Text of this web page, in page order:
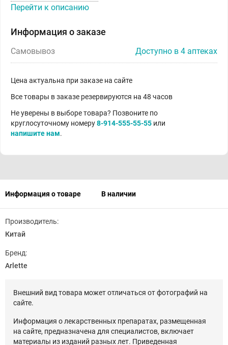
Перейти к описанию
Информация о заказе
Самовывоз Доступно в 4 аптеках
Цена актуальна при заказе на сайте
Все товары в заказе резервируются на 48 часов
Не уверены в выборе товара? Позвоните по
круглосуточному номеру8-914-555-55-55 или
напишите нам.
Информация о товаре В наличии
Производитель:
Китай
Бренд:
Arlette
Внешний вид товара может отличаться от фотографий на
сайте.
Информация о лекарственных препаратах, размещенная
на сайте, предназначена для специалистов, включает
материалы из изданий разных лет. Приведенная